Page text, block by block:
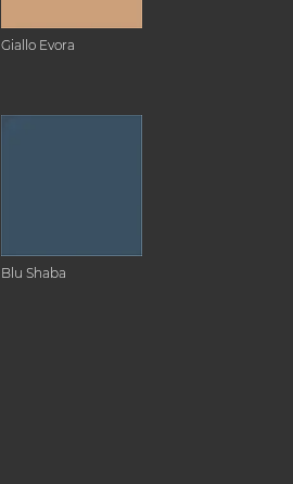
Giallo Evora
Blu Shaba